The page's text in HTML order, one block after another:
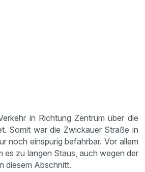
in Richtung Zentrum über die
Somit war die Zwickauer Straße in
noch einspurig befahrbar. Vor allem
es zu langen Staus, auch wegen der
diesem Abschnitt.